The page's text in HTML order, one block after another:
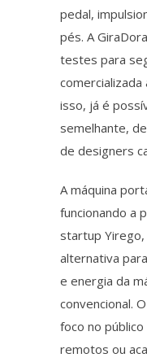
pedal,
pés. A
testes para
comercializada
isso, já é
semelhante,
de designers
A máquina
funcionando a
startup Yirego,
alternativa
e energia da
convencional.
foco no
remotos ou